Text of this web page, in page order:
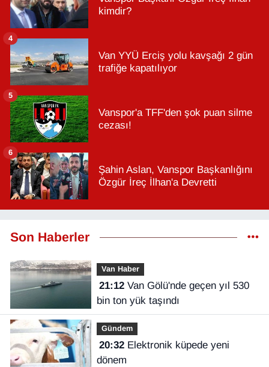
kimdir?
Van YYÜ Erciş yolu kavşağı 2 gün
trafiğe kapatılıyor
4
Vanspor'a TFF'den şok puan silme
cezası!
5
Şahin Aslan, Vanspor Başkanlığını
Özgür İreç İlhan'a Devretti
6
Son Haberler
Van Haber
21:12Van Gölü'nde geçen yıl 530
bin ton yük taşındı
Gündem
20:32Elektronik küpede yeni
dönem